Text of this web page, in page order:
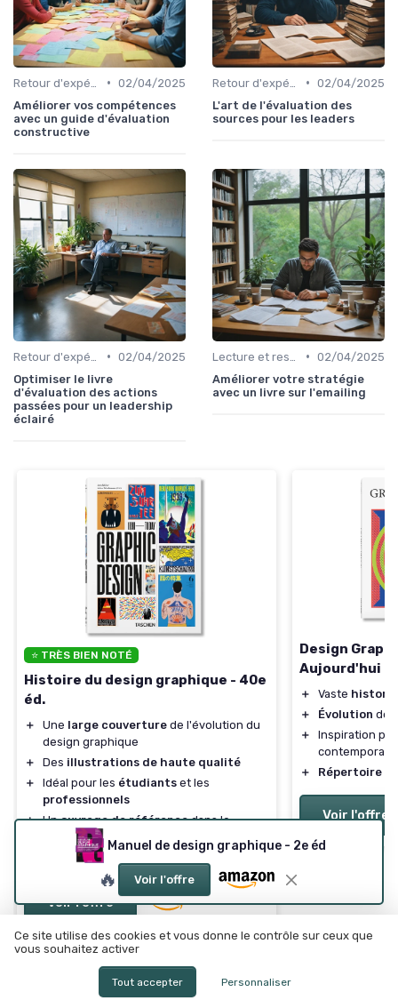
• 02/04/2025
Améliorer vos compétences
avec un guide d'évaluation
constructive
• 02/04/2025
L'art de l'évaluation des
sources pour les leaders
• 02/04/2025
Optimiser le livre
d'évaluation des actions
passées pour un leadership
éclairé
• 02/04/2025
Améliorer votre stratégie
avec un livre sur l'emailing
⭐ TRÈS BIEN NOTÉ
Histoire du design graphique - 40e
éd.
＋ Une large couverture de l'évolution du
design graphique
＋
Des illustrations de haute qualité
＋
Idéal pour les étudiants et les
professionnels
＋ Unouvrage de référencedans le
domaine
★★★★★
★★★★★ 4,7/5
Voir l'offre
Design
Aujourd'hui
＋ Vaste
＋
Évolution
＋
Inspiration
＋
Répertoire
Voir l'offre
Manuel de design graphique - 2e éd
🔥 Voir l'offre
Ce site utilise des cookies et vous donne le contrôle sur ceux que
vous souhaitez activer
Tout accepter Personnaliser